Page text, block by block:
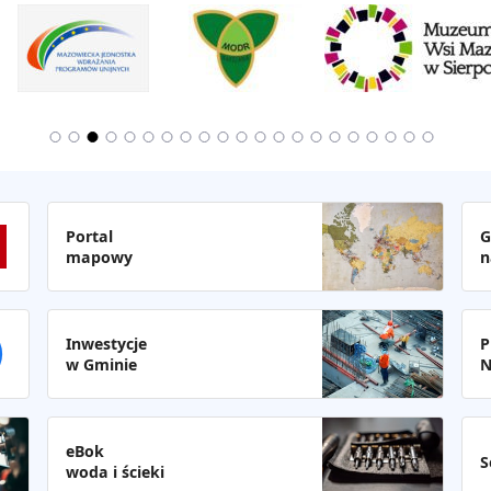
Portal
mapowy
Inwestycje
w Gminie
eBok
woda i ścieki